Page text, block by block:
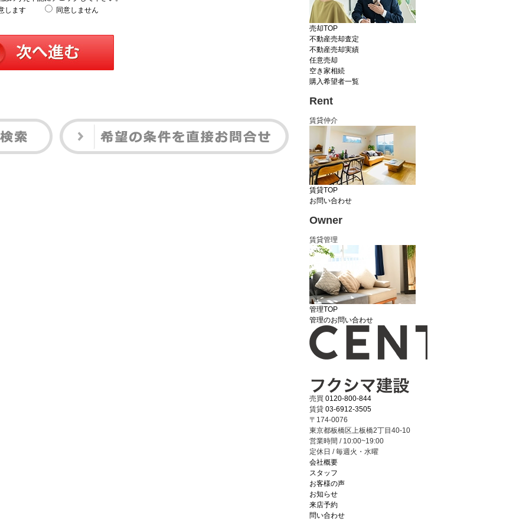
します
同意しません
売却TOP
不動産売却査定
不動産売却実績
任意売却
空き家相続
購入希望者一覧
Rent
賃貸仲介
賃貸TOP
お問い合わせ
Owner
賃貸管理
管理TOP
管理のお問い合わせ
売買 0120-800-844
賃貸 03-6912-3505
〒174-0076
東京都板橋区上板橋2丁目40-10
営業時間 / 10:00~19:00
定休日 / 毎週火・水曜
会社概要
スタッフ
お客様の声
お知らせ
来店予約
問い合わせ